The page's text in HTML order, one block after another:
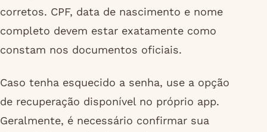
corretos. CPF, data de nascimento e nome
completo devem estar exatamente como
constam nos documentos oficiais.
Caso tenha esquecido a senha, use a opção
de recuperação disponível no próprio app.
Geralmente, é necessário confirmar sua